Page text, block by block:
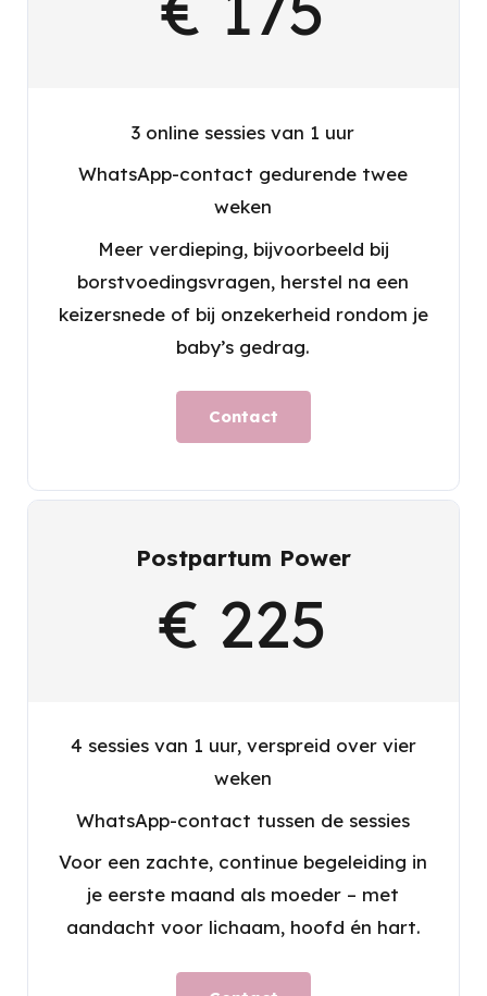
3 online sessies van 1 uur
WhatsApp-contact gedurende twee
weken
Meer verdieping, bijvoorbeeld bij
borstvoedingsvragen, herstel na een
keizersnede of bij onzekerheid rondom je
baby’s gedrag.
Contact
Postpartum Power
€ 225
4 sessies van 1 uur, verspreid over vier
weken
WhatsApp-contact tussen de sessies
Voor een zachte, continue begeleiding in
je eerste maand als moeder – met
aandacht voor lichaam, hoofd én hart.